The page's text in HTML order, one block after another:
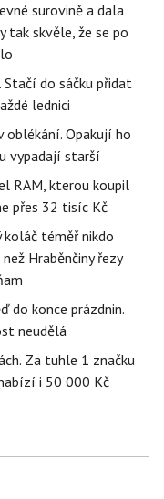
surovině a dala
tak skvěle, že se po
Stačí do sáčku přidat
lednici
oblékání. Opakují ho
vypadají starší
RAM, kterou koupil
přes 32 tisíc Kč
téměř nikdo
Hraběnčiny řezy
do konce prázdnin.
neudělá
Za tuhle 1 značku
i 50 000 Kč